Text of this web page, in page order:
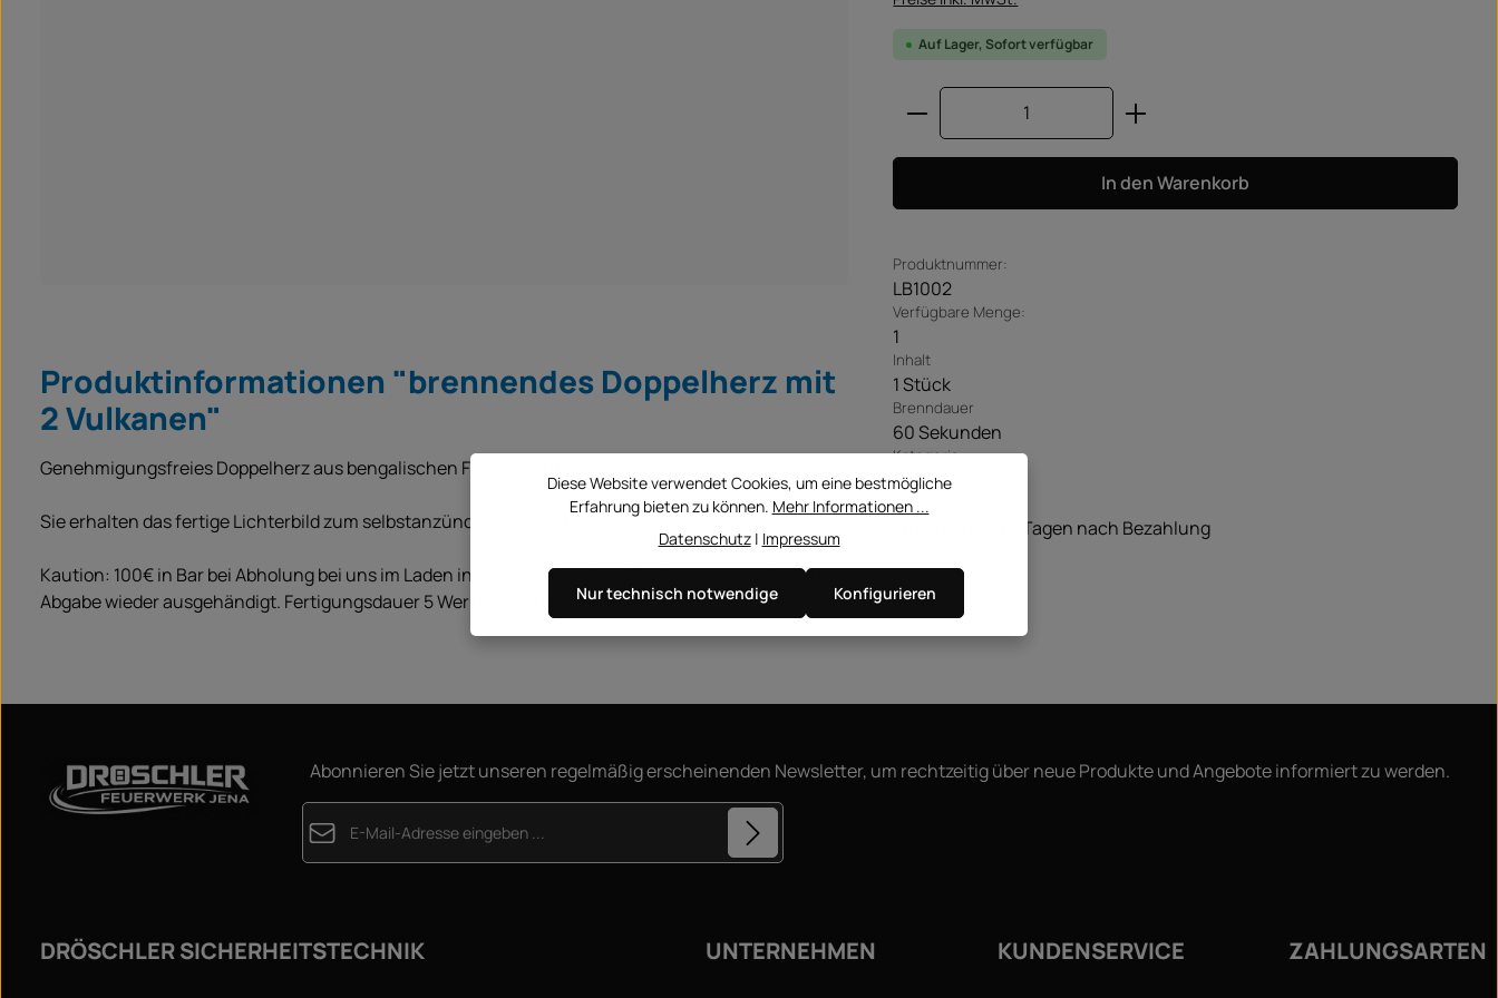
Auf Lager, Sofort verfügbar
Produkt Anzahl: Gib den gewünschten Wert
In den Warenkorb
Produktnummer:
LB1002
Verfügbare Menge:
1
Inhalt
1 Stück
Brenndauer
60 Sekunden
Kategorie
T1
Verfügbarkeit
innerhalb von 5 Tagen nach Bezahlung
Produktinformationen "brennendes Doppelherz mit
2 Vulkanen"
Genehmigungsfreies Doppelherz aus bengalischen Figurenlichtern sowie 2 T1 Vulkane.
Sie erhalten das fertige Lichterbild zum selbstanzünden inkl. Stativ.
Kaution: 100€ in Bar bei Abholung bei uns im Laden in Jena Lobeda West. Die Kaution wird Ihnen bei
Abgabe wieder ausgehändigt. Fertigungsdauer 5 Werktage ab Bezahlung.
Abonnieren Sie jetzt unseren regelmäßig erscheinenden Newsletter, um rechtzeitig über neue Produkte und Angebote informiert zu werden.
E-Mail-Adresse*
genommen und die
gelesen und bin mit ihnen
DRÖSCHLER SICHERHEITSTECHNIK UNTERNEHMEN KUNDENSERVICE ZAHLUNGSARTEN
Diese Website verwendet Cookies, um eine bestmögliche
Erfahrung bieten zu können. Mehr Informationen ...
Datenschutz| Impressum
Nur technisch notwendige Konfigurieren